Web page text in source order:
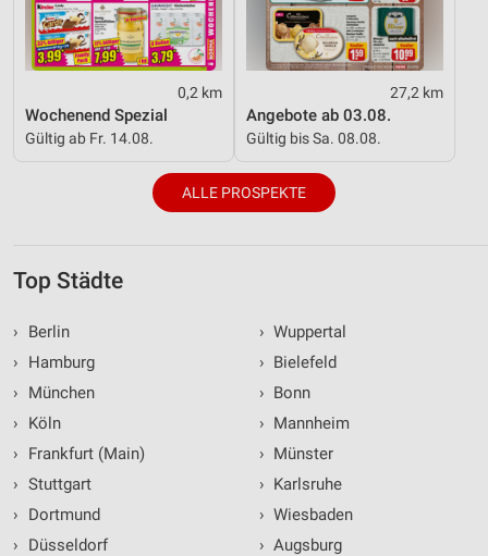
0,2 km
Wochenend Spezial
Gültig ab Fr. 14.08.
27,2 km
Angebote ab 03.08.
Gültig bis Sa. 08.08.
ALLE PROSPEKTE
Top Städte
›
Berlin
›
Hamburg
›
München
›
Köln
›
Frankfurt (Main)
› Stuttgart
›
Dortmund
›
Düsseldorf
› Wuppertal
› Bielefeld
› Bonn
› Mannheim
› Münster
› Karlsruhe
› Wiesbaden
› Augsburg